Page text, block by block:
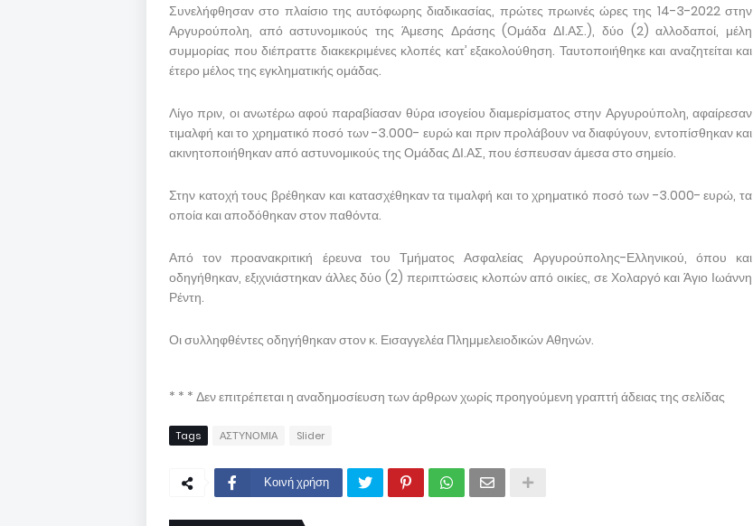
Συνελήφθησαν στο πλαίσιο της αυτόφωρης διαδικασίας, πρώτες πρωινές ώρες της 14-3-2022 στην
Αργυρούπολη, από αστυνομικούς της Άμεσης Δράσης (Ομάδα ΔΙ.ΑΣ.), δύο (2) αλλοδαποί, μέλη
συμμορίας που διέπραττε διακεκριμένες κλοπές κατ’ εξακολούθηση. Ταυτοποιήθηκε και αναζητείται και
έτερο μέλος της εγκληματικής ομάδας.
Λίγο πριν, οι ανωτέρω αφού παραβίασαν θύρα ισογείου διαμερίσματος στην Αργυρούπολη, αφαίρεσαν
τιμαλφή και το χρηματικό ποσό των -3.000- ευρώ και πριν προλάβουν να διαφύγουν, εντοπίσθηκαν και
ακινητοποιήθηκαν από αστυνομικούς της Ομάδας ΔΙ.ΑΣ, που έσπευσαν άμεσα στο σημείο.
Στην κατοχή τους βρέθηκαν και κατασχέθηκαν τα τιμαλφή και το χρηματικό ποσό των -3.000- ευρώ, τα
οποία και αποδόθηκαν στον παθόντα.
Από τον προανακριτική έρευνα του Τμήματος Ασφαλείας Αργυρούπολης-Ελληνικού, όπου και
οδηγήθηκαν, εξιχνιάστηκαν άλλες δύο (2) περιπτώσεις κλοπών από οικίες, σε Χολαργό και Άγιο Ιωάννη
Ρέντη.
Οι συλληφθέντες οδηγήθηκαν στον κ. Εισαγγελέα Πλημμελειοδικών Αθηνών.
* * * Δεν επιτρέπεται η αναδημοσίευση των άρθρων χωρίς προηγούμενη γραπτή άδειας της σελίδας
Tags ΑΣΤΥΝΟΜΙΑ Slider
Κοινή χρήση